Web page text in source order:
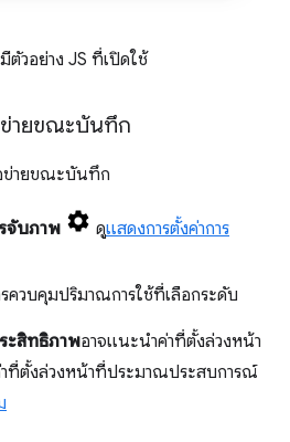
วอย่าง JS ที่เปิดใช้
ายขณะบันทึก
ข่ายขณะบันทึก
จับภาพ ดูแสดงการตั้งค่าการ
ควบคุมปริมาณการใช้ที่เลือกระดับ
ะสิทธิภาพอาจแนะนําค่าที่ตั้งล่วงหน้า
ที่ตั้งล่วงหน้าที่ประมาณประสบการณ์